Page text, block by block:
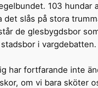
103 hundar
slås på stora
de glesbygdsbor
i
har fortfarande inte
om vi bara sköter